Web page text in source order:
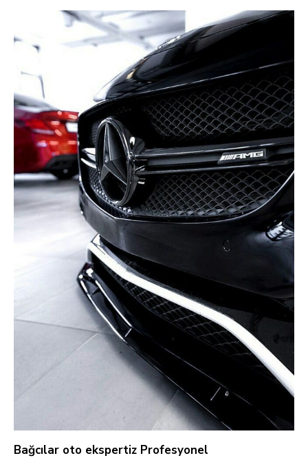
Bağcılar oto ekspertiz Profesyonel